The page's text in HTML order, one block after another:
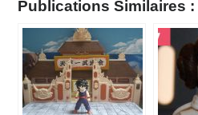
Publications Similaires :